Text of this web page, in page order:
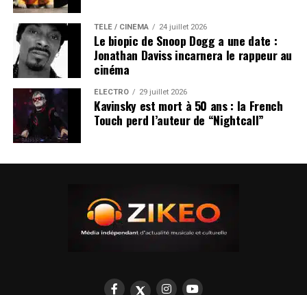
TÉLÉ / CINÉMA 24 juillet 2026
Le biopic de Snoop Dogg a une date :
Jonathan Daviss incarnera le rappeur au
cinéma
ÉLECTRO 29 juillet 2026
Kavinsky est mort à 50 ans : la French
Touch perd l’auteur de “Nightcall”